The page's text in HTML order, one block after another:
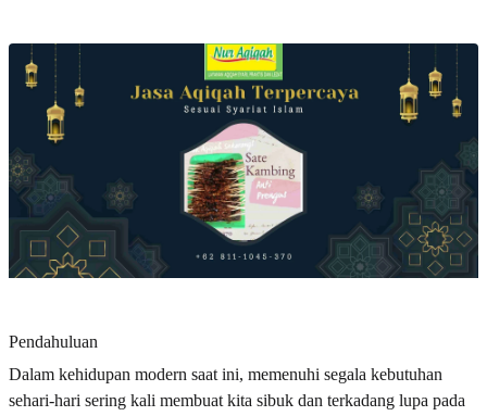
Pendahuluan
Dalam kehidupan modern saat ini, memenuhi segala kebutuhan
sehari-hari sering kali membuat kita sibuk dan terkadang lupa pada